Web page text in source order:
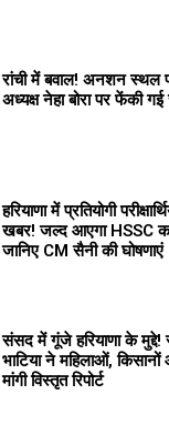
रांची में बवाल! अनशन स्थल
अध्यक्ष नेहा बोरा पर फेंकी गई
हरियाणा में प्रतियोगी
खबर! जल्द आएगा HSSC
जानिए CM सैनी की घोषणाएं
संसद में गूंजे हरियाणा के
भाटिया ने महिलाओं,
मांगी विस्तृत रिपोर्ट